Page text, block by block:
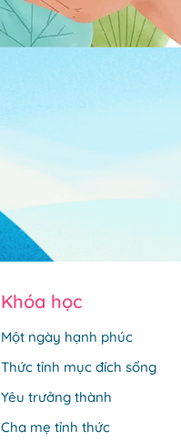
Khóa học
Một ngày hạnh phúc
Thức tỉnh mục đích sống
Yêu trưởng thành
Cha mẹ tỉnh thức